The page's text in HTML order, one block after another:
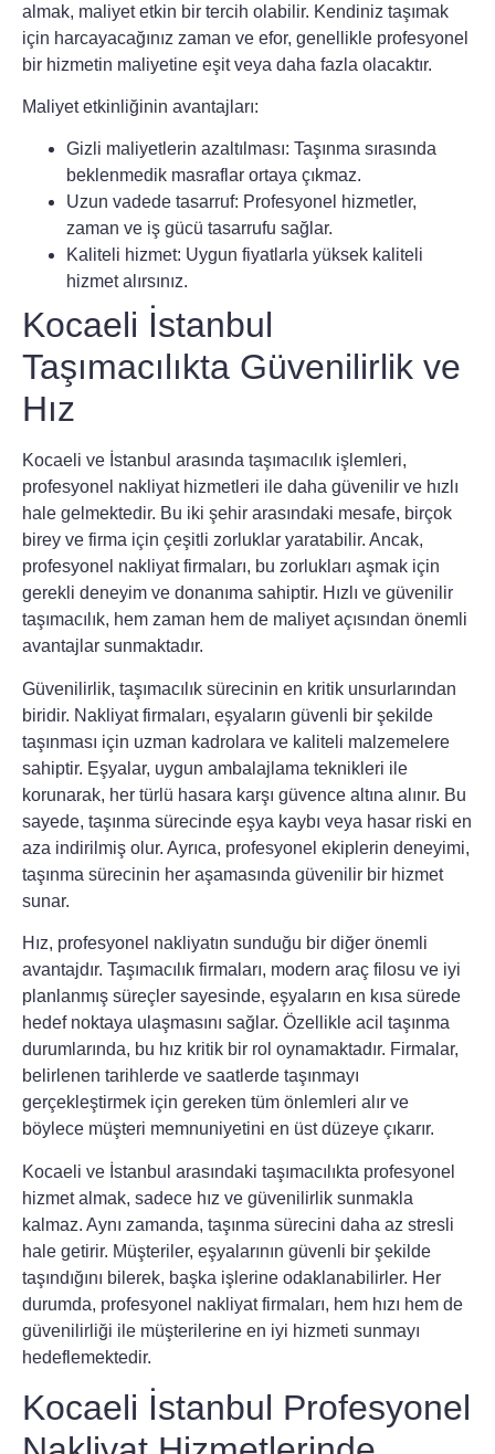
almak, maliyet etkin bir tercih olabilir. Kendiniz taşımak
için harcayacağınız zaman ve efor, genellikle profesyonel
bir hizmetin maliyetine eşit veya daha fazla olacaktır.
Maliyet etkinliğinin avantajları:
Gizli maliyetlerin azaltılması: Taşınma sırasında
beklenmedik masraflar ortaya çıkmaz.
Uzun vadede tasarruf: Profesyonel hizmetler,
zaman ve iş gücü tasarrufu sağlar.
Kaliteli hizmet: Uygun fiyatlarla yüksek kaliteli
hizmet alırsınız.
Kocaeli İstanbul
Taşımacılıkta Güvenilirlik ve
Hız
Kocaeli ve İstanbul arasında taşımacılık işlemleri,
profesyonel nakliyat hizmetleri ile daha güvenilir ve hızlı
hale gelmektedir. Bu iki şehir arasındaki mesafe, birçok
birey ve firma için çeşitli zorluklar yaratabilir. Ancak,
profesyonel nakliyat firmaları, bu zorlukları aşmak için
gerekli deneyim ve donanıma sahiptir. Hızlı ve güvenilir
taşımacılık, hem zaman hem de maliyet açısından önemli
avantajlar sunmaktadır.
Güvenilirlik, taşımacılık sürecinin en kritik unsurlarından
biridir. Nakliyat firmaları, eşyaların güvenli bir şekilde
taşınması için uzman kadrolara ve kaliteli malzemelere
sahiptir. Eşyalar, uygun ambalajlama teknikleri ile
korunarak, her türlü hasara karşı güvence altına alınır. Bu
sayede, taşınma sürecinde eşya kaybı veya hasar riski en
aza indirilmiş olur. Ayrıca, profesyonel ekiplerin deneyimi,
taşınma sürecinin her aşamasında güvenilir bir hizmet
sunar.
Hız, profesyonel nakliyatın sunduğu bir diğer önemli
avantajdır. Taşımacılık firmaları, modern araç filosu ve iyi
planlanmış süreçler sayesinde, eşyaların en kısa sürede
hedef noktaya ulaşmasını sağlar. Özellikle acil taşınma
durumlarında, bu hız kritik bir rol oynamaktadır. Firmalar,
belirlenen tarihlerde ve saatlerde taşınmayı
gerçekleştirmek için gereken tüm önlemleri alır ve
böylece müşteri memnuniyetini en üst düzeye çıkarır.
Kocaeli ve İstanbul arasındaki taşımacılıkta profesyonel
hizmet almak, sadece hız ve güvenilirlik sunmakla
kalmaz. Aynı zamanda, taşınma sürecini daha az stresli
hale getirir. Müşteriler, eşyalarının güvenli bir şekilde
taşındığını bilerek, başka işlerine odaklanabilirler. Her
durumda, profesyonel nakliyat firmaları, hem hızı hem de
güvenilirliği ile müşterilerine en iyi hizmeti sunmayı
hedeflemektedir.
Kocaeli İstanbul Profesyonel